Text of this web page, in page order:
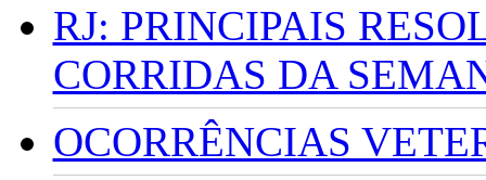
RJ: PRINCIPAIS
CORRIDAS DA
OCORRÊNCIAS